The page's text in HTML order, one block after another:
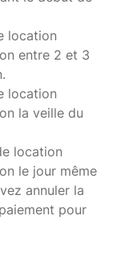
location
entre 2 et 3
location
la veille du
location
le jour même
annuler la
pour